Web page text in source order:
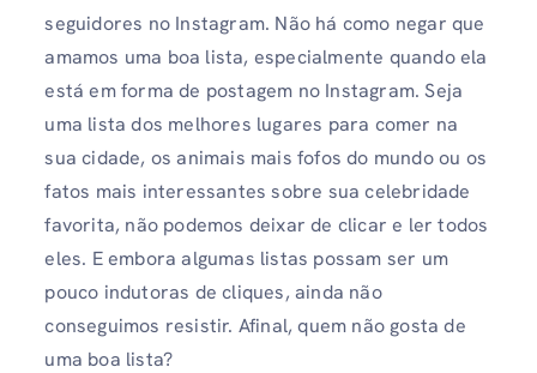
seguidores no Instagram. Não há como negar que
amamos uma boa lista, especialmente quando ela
está em forma de postagem no Instagram. Seja
uma lista dos melhores lugares para comer na
sua cidade, os animais mais fofos do mundo ou os
fatos mais interessantes sobre sua celebridade
favorita, não podemos deixar de clicar e ler todos
eles. E embora algumas listas possam ser um
pouco indutoras de cliques, ainda não
conseguimos resistir. Afinal, quem não gosta de
uma boa lista?